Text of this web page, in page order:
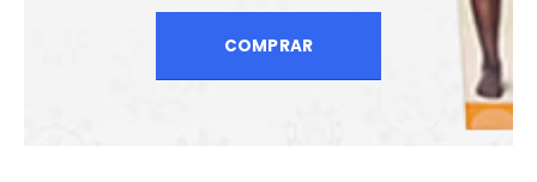
COMPRAR